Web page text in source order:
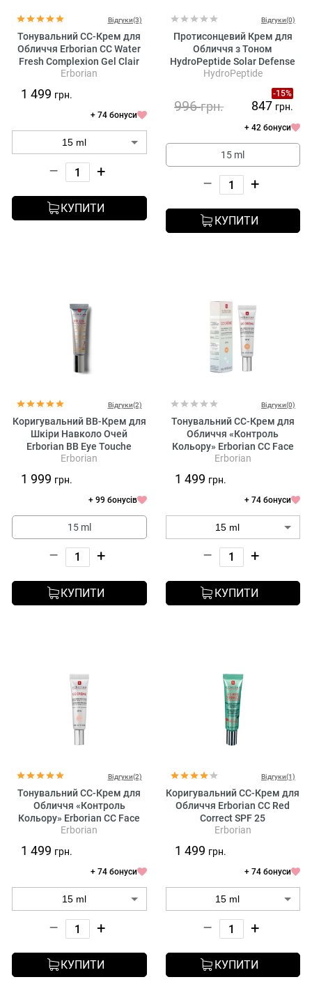
Відгуки(3)
Тонувальний CC-Крем для
Обличчя Erborian CC Water
Fresh Complexion Gel Clair
Erborian
1 499 грн.
+ 74 бонуси
– +
КУПИТИ
Відгуки(0)
Протисонцевий Крем для
Обличчя з Тоном
HydroPeptide Solar Defense
Tinted Broad Spectrum SPF
HydroPeptide
-15%
996грн. 847 грн.
+ 42 бонуси
15 ml
– +
КУПИТИ
Відгуки(2)
Коригувальний BB-Крем для
Шкіри Навколо Очей
Erborian BB Eye Touche
Parfaite Smothing Eye Cream
Erborian
1 999 грн.
+ 99 бонусів
15 ml
– +
КУПИТИ
Відгуки(0)
Тонувальний CC-Крем для
Обличчя «Контроль
Кольору» Erborian CC Face
Cream Dore SPF 30
Erborian
1 499 грн.
+ 74 бонуси
– +
КУПИТИ
Відгуки(2)
Тонувальний CC-Крем для
Обличчя «Контроль
Кольору» Erborian CC Face
Cream Clair SPF 30
Erborian
1 499 грн.
+ 74 бонуси
– +
КУПИТИ
Відгуки(1)
Коригувальний CC-Крем для
Обличчя Erborian CC Red
Correct SPF 25
Erborian
1 499 грн.
+ 74 бонуси
– +
КУПИТИ